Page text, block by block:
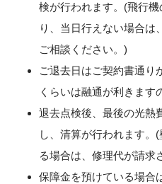
検が行われます。(飛行
り、当日行えない場合は
ご相談ください。)
ご退去日はご契約書通り
くらいは融通が利きます
退去点検後、最後の光熱
し、清算が行われます。
る場合は、修理代が請求
保障金を預けている場合